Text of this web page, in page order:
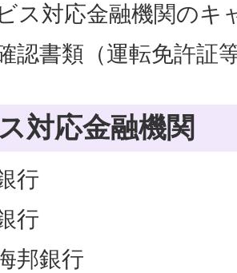
ス対応金融機関のキ
認書類（運転免許証
対応金融機関
行
行
邦銀行